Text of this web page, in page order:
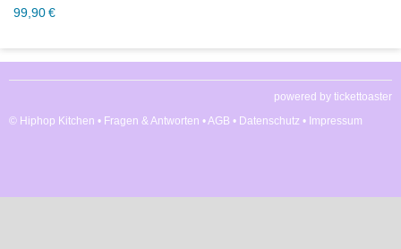
99,90 €
powered by tickettoaster
© Hiphop Kitchen • Fragen & Antworten •AGB • Datenschutz • Impressum